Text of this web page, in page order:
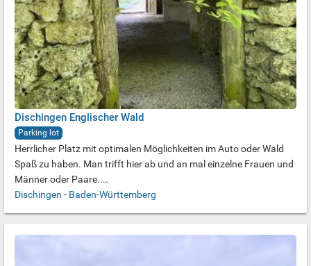
Dischingen Englischer Wald
Parking lot
Herrlicher Platz mit optimalen Möglichkeiten im Auto oder Wald
Spaß zu haben. Man trifft hier ab und an mal einzelne Frauen und
Männer oder Paare....
Dischingen - Baden-Württemberg